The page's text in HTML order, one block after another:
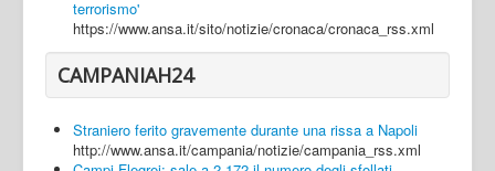
terrorismo'
https://www.ansa.it/sito/notizie/cronaca/cronaca_rss.xml
CAMPANIAH24
Straniero ferito gravemente durante una rissa a Napoli
http://www.ansa.it/campania/notizie/campania_rss.xml